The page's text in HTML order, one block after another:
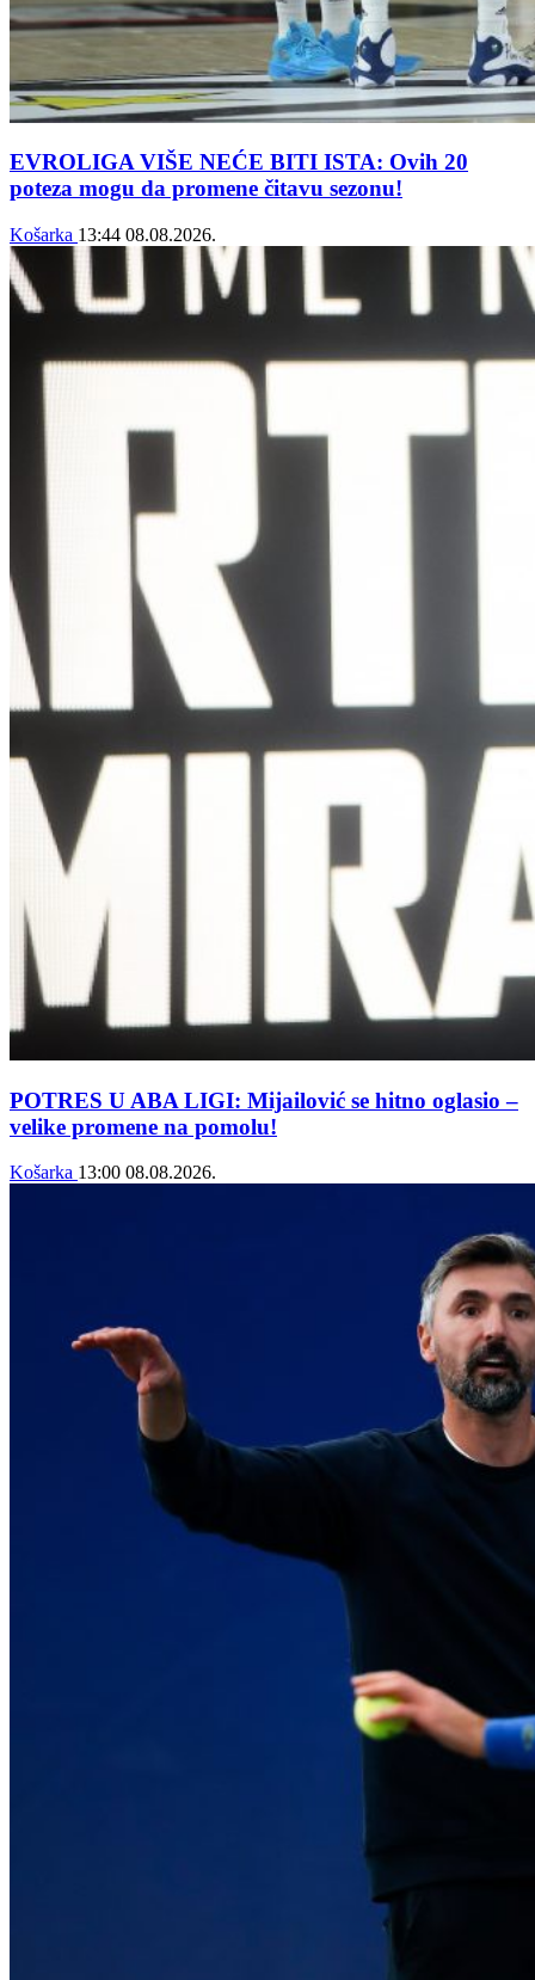
EVROLIGA VIŠE NEĆE BITI ISTA: Ovih 20
poteza mogu da promene čitavu sezonu!
Košarka 13:44 08.08.2026.
POTRES U ABA LIGI: Mijailović se hitno oglasio –
velike promene na pomolu!
Košarka 13:00 08.08.2026.